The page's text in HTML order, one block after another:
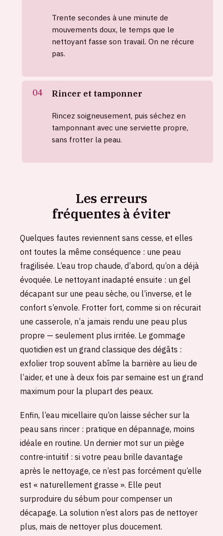
Trente secondes à une minute de
mouvements doux, le temps que le
nettoyant fasse son travail. On ne récure
pas.
Rincer et tamponner
Rincez soigneusement, puis séchez en
tamponnant avec une serviette propre,
sans frotter la peau.
Les erreurs
fréquentes à éviter
Quelques fautes reviennent sans cesse, et elles
ont toutes la même conséquence : une peau
fragilisée. L’eau trop chaude, d’abord, qu’on a déjà
évoquée. Le nettoyant inadapté ensuite : un gel
décapant sur une peau sèche, ou l’inverse, et le
confort s’envole. Frotter fort, comme si on récurait
une casserole, n’a jamais rendu une peau plus
propre — seulement plus irritée. Le gommage
quotidien est un grand classique des dégâts :
exfolier trop souvent abîme la barrière au lieu de
l’aider, et une à deux fois par semaine est un grand
maximum pour la plupart des peaux.
Enfin, l’eau micellaire qu’on laisse sécher sur la
peau sans rincer : pratique en dépannage, moins
idéale en routine. Un dernier mot sur un piège
contre-intuitif : si votre peau brille davantage
après le nettoyage, ce n’est pas forcément qu’elle
est « naturellement grasse ». Elle peut
surproduire du sébum pour compenser un
décapage. La solution n’est alors pas de nettoyer
plus, mais de nettoyer plus doucement.